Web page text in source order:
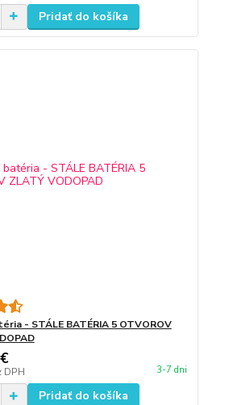
Pridať do košíka
- STÁLE BATÉRIA 5 OTVOROV
DPH 3-7 dni
Pridať do košíka